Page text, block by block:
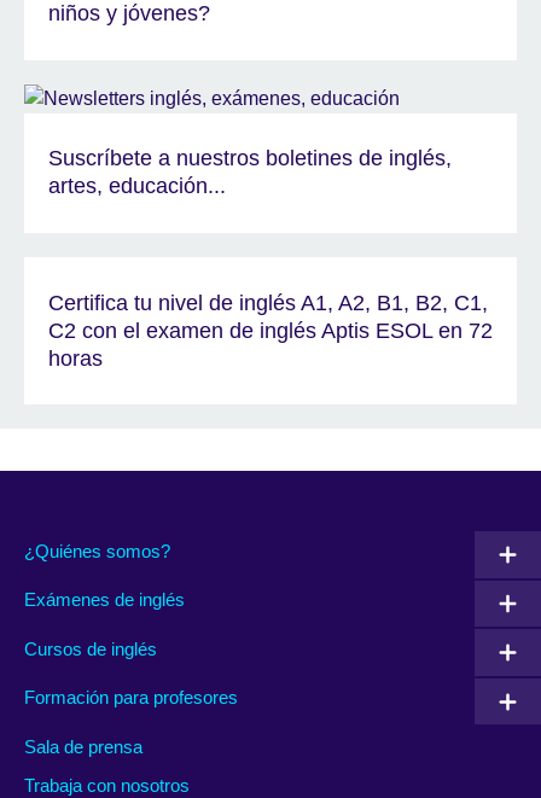
niños y jóvenes?
Suscríbete a nuestros boletines de inglés,
artes, educación...
Certifica tu nivel de inglés A1, A2, B1, B2, C1,
C2 con el examen de inglés Aptis ESOL en 72
horas
¿Quiénes somos?
Exámenes de inglés
Cursos de inglés
Formación para profesores
Sala de prensa
Trabaja con nosotros